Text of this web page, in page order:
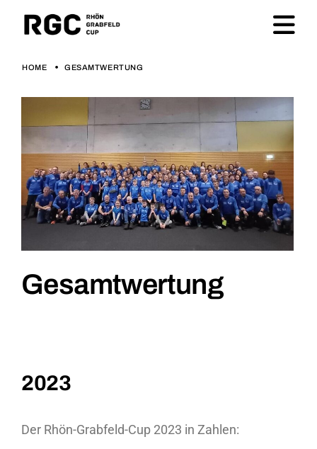
HOME GESAMTWERTUNG
Gesamtwertung
2023
Der Rhön-Grabfeld-Cup 2023 in Zahlen: